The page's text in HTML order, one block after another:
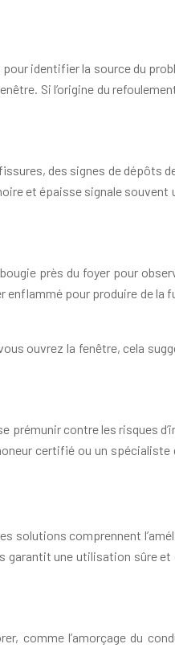
identifier la source du
Si l’origine du
des signes de dépôts
et épaisse signale
près du foyer pour
pour produire de la
ouvrez la fenêtre, cela
prémunir contre les risques
certifié ou un spécialiste
solutions comprennent
garantit une utilisation sûre
l’amorçage du